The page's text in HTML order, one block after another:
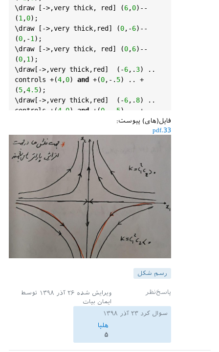
\draw [->,very thick, red] (6,0)--
(1 ,0);
\draw [->,very thick,red] (0,-6)--
(0,-1 );
\draw [->,very thick, red] (0,6)--
(0,1 );
\draw[->,very thick,red]  (-6,. 3) ..
controls +(4,0) and +(0,-. 5) .. +
(5,4.5);
\draw[->,very thick,red]  (-6,. 8) ..
controls +(4 0) and +(0,-. 5) .. +
\end {document}
فایل(های) پیوست:
33.pdf
رسم شکل
ویرایش شده ۲۶ آذر ۱۳۹۸
توسط
ایمان بیات
سوال کرد ۲۳ آذر ۱۳۹۸
هلیا
۵